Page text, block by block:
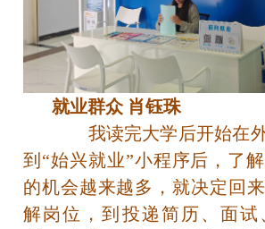
就业群众 肖钰珠
我读完大学后开始在
到“始兴就业”小程序后，了
的机会越来越多，就决定回
解岗位，到投递简历、面试